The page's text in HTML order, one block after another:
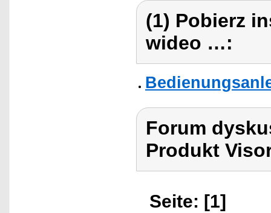
(1) Pobierz
wideo …:
Forum
Produkt
Seite: [1]